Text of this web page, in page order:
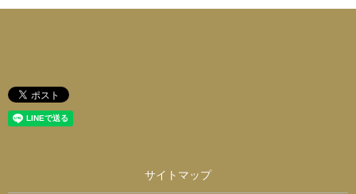
サイトマップ